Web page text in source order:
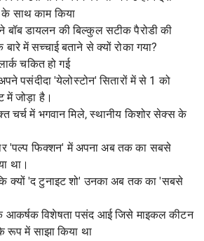
के साथ काम किया
बॉब डायलन की बिल्कुल सटीक पैरोडी की
में सच्चाई बताने से क्यों रोका गया?
चकित हो गई
पसंदीदा 'येलोस्टोन' सितारों में से 1 को
में जोड़ा है।
चर्च में भगवान मिले, स्थानीय किशोर सेक्स के
'पल्प फिक्शन' में अपना अब तक का सबसे
था।
क्यों 'द टुनाइट शो' उनका अब तक का 'सबसे
आकर्षक विशेषता पसंद आई जिसे माइकल कीटन
में साझा किया था